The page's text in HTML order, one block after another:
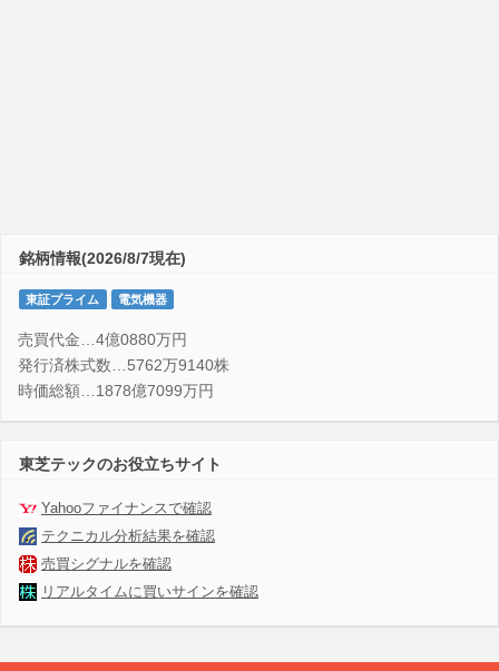
銘柄情報(2026/8/7現在)
東証プライム 電気機器
売買代金…4億0880万円
発行済株式数…5762万9140株
時価総額…1878億7099万円
東芝テックのお役立ちサイト
Yahooファイナンスで確認
テクニカル分析結果を確認
売買シグナルを確認
リアルタイムに買いサインを確認